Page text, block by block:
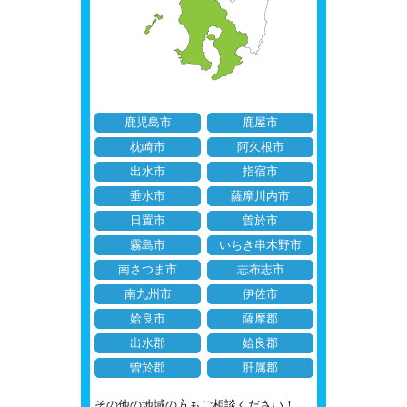
鹿児島市
鹿屋市
枕崎市
阿久根市
出水市
指宿市
垂水市
薩摩川内市
日置市
曽於市
霧島市
いちき串木野市
南さつま市
志布志市
南九州市
伊佐市
姶良市
薩摩郡
出水郡
姶良郡
曽於郡
肝属郡